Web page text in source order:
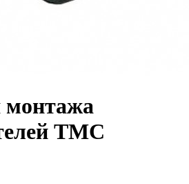
монтажа
TMC